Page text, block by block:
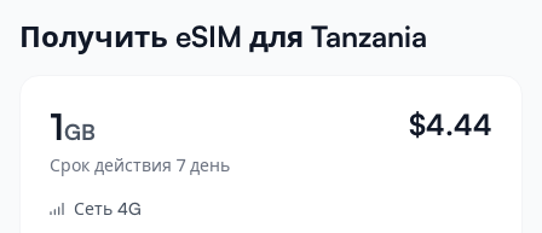
О нас
Пригласить друга
Стать партнёром
Центр помощи
Получить eSIM для Tanzania
1GB
Срок действия 7 день
$4.44
Сеть 4G